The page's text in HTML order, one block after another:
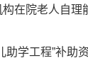
在院老人自理
助学工程”补助